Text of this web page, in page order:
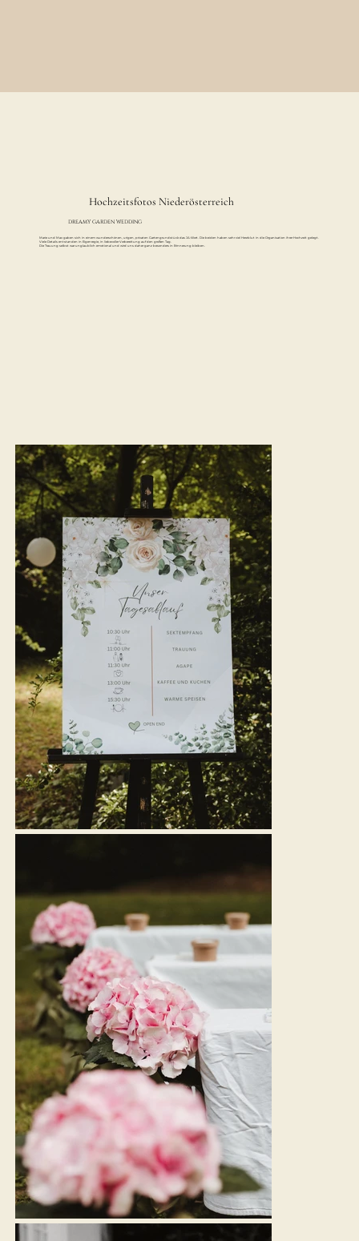
Marie und Max gaben sich in einem wunderschönen, urigen, privaten Gartengrundstück das JA-Wort. Die beiden haben sehr viel Herzblut in die Organisation ihrer Hochzeit gelegt.
Viele Details entstanden in Eigenregie, in liebevoller Vorbereitung auf den großen Tag.
Die Trauung selbst war unglaublich emotional und wird uns daher ganz besonders in Erinnerung bleiben.
DREAMY GARDEN WEDDING
Hochzeitsfotos Niederösterreich